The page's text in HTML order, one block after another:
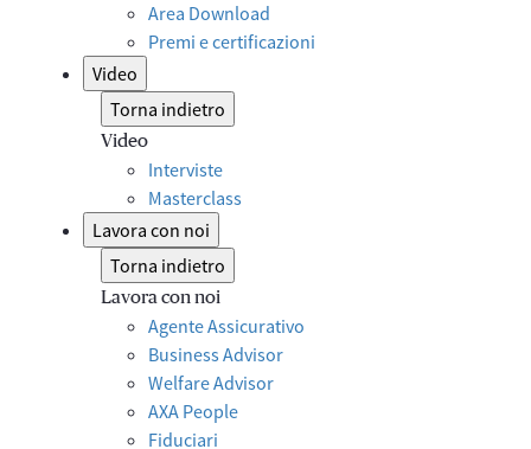
Area Download
Premi e certificazioni
Video
Torna indietro
Video
Interviste
Masterclass
Lavora con noi
Torna indietro
Lavora con noi
Agente Assicurativo
Business Advisor
Welfare Advisor
AXA People
Fiduciari